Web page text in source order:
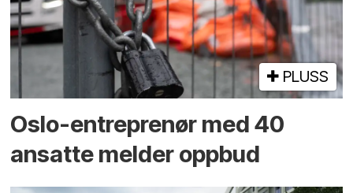
PLUSS
Oslo-entreprenør med 40
ansatte melder oppbud